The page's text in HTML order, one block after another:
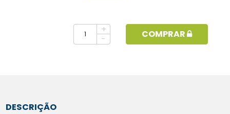
+
-
COMPRAR
DESCRIÇÃO